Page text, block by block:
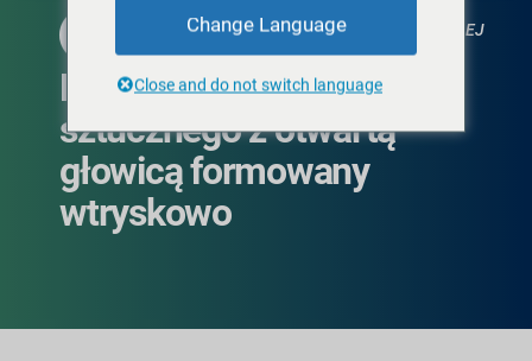
DOSTĘPNE W AMERYCE PÓŁNOCNEJ
Bęben z tworzywa
sztucznego z otwartą
głowicą formowany
wtryskowo
Change Language
Close and do not switch language